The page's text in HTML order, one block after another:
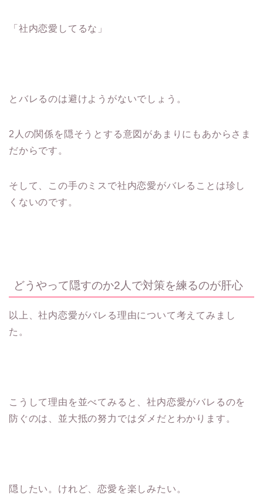
「社内恋愛してるな」
とバレるのは避けようがないでしょう。
2人の関係を隠そうとする意図があまりにもあからさま
だからです。
そして、この手のミスで社内恋愛がバレることは珍し
くないのです。
どうやって隠すのか2人で対策を練るのが肝心
以上、社内恋愛がバレる理由について考えてみまし
た。
こうして理由を並べてみると、社内恋愛がバレるのを
防ぐのは、並大抵の努力ではダメだとわかります。
隠したい。けれど、恋愛を楽しみたい。